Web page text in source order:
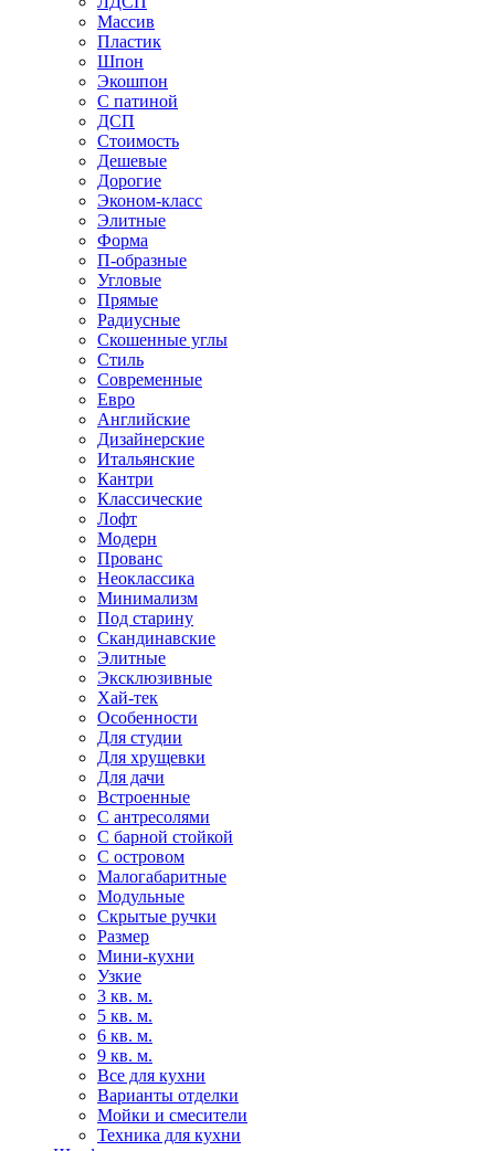
Массив
Пластик
Шпон
Экошпон
С патиной
ДСП
Стоимость
Дешевые
Дорогие
Эконом-класс
Элитные
Форма
П-образные
Угловые
Прямые
Радиусные
Скошенные углы
Стиль
Современные
Евро
Английские
Дизайнерские
Итальянские
Кантри
Классические
Лофт
Модерн
Прованс
Неоклассика
Минимализм
Под старину
Скандинавские
Элитные
Эксклюзивные
Хай-тек
Особенности
Для студии
Для хрущевки
Для дачи
Встроенные
С антресолями
С барной стойкой
С островом
Малогабаритные
Модульные
Скрытые ручки
Размер
Мини-кухни
Узкие
3 кв. м.
5 кв. м.
6 кв. м.
9 кв. м.
Все для кухни
Варианты отделки
Мойки и смесители
Техника для кухни